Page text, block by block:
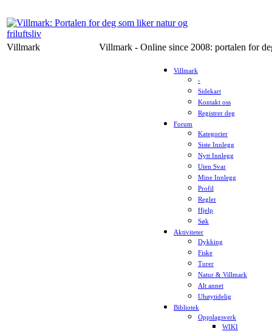
Villmark Villmark - Online since 2008: portalen for
Villmark
-
Sidekart
Kontakt oss
Registrer deg
Forum
Kategorier
Siste Innlegg
Nytt Innlegg
Uten Svar
Mine Innlegg
Profil
Regler
Hjelp
Søk
Aktiviteter
Dykking
Fiske
Turer
Natur & Villmark
Alt annet
Uhøytidelig
Bibliotek
Oppslagsverk
WIKI